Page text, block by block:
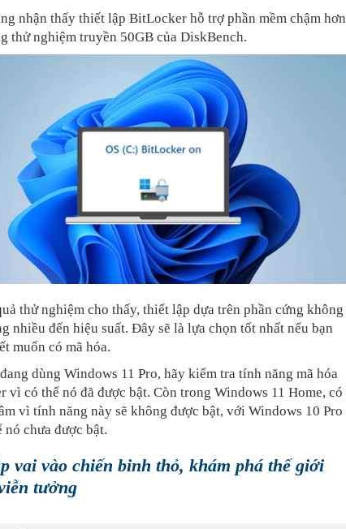
nhận thấy thiết lập BitLocker hỗ trợ phần mềm chậm hơn
thử nghiệm truyền 50GB của DiskBench.
thử nghiệm cho thấy, thiết lập dựa trên phần cứng không
nhiều đến hiệu suất. Đây sẽ là lựa chọn tốt nhất nếu bạn
muốn có mã hóa.
dùng Windows 11 Pro, hãy kiểm tra tính năng mã hóa
vì có thể nó đã được bật. Còn trong Windows 11 Home, có
vì tính năng này sẽ không được bật, với Windows 10 Pro
nó chưa được bật.
vai vào chiến binh thỏ, khám phá thế giới
tưởng